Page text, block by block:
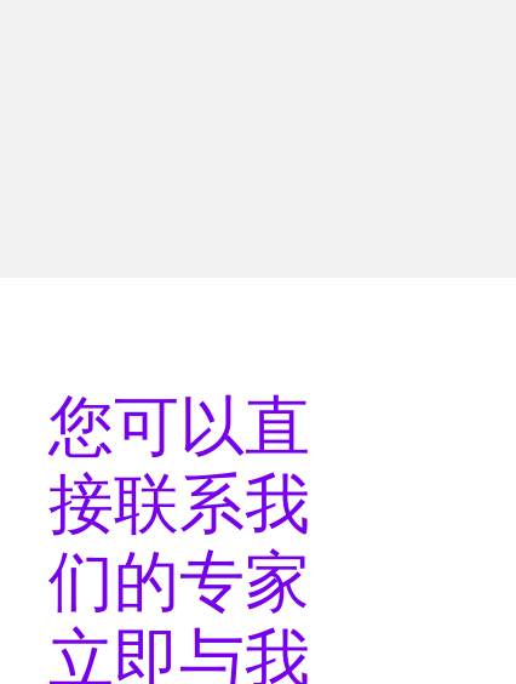
您可以直
接联系我
们的专家
立即与我